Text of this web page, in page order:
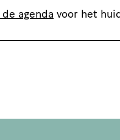
agenda voor het